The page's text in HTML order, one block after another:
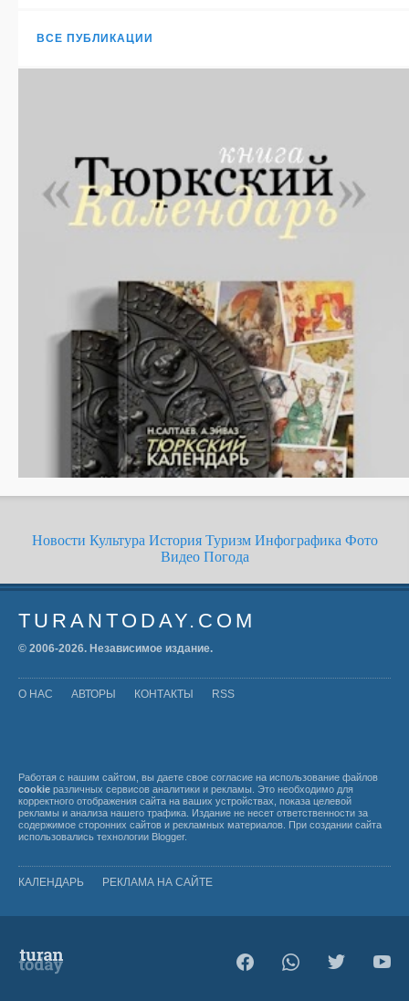
ВСЕ ПУБЛИКАЦИИ
Новости Культура История Туризм Инфографика Фото
Видео Погода
TURANTODAY.COM
© 2006-2026. Независимое издание.
О НАС АВТОРЫ КОНТАКТЫ RSS
Работая с нашим сайтом, вы даете свое согласие на использование файлов
cookie различных сервисов аналитики и рекламы. Это необходимо для
корректного отображения сайта на ваших устройствах, показа целевой
рекламы и анализа нашего трафика. Издание не несет ответственности за
содержимое сторонних сайтов и рекламных материалов. При создании сайта
использовались технологии Blogger.
КАЛЕНДАРЬ РЕКЛАМА НА САЙТЕ